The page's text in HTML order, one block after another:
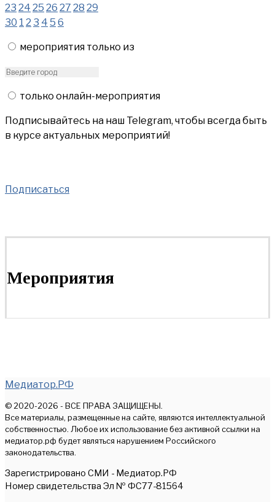
23 24 25 26 27 28 29
30 1 2 3 4 5 6
мероприятия только из
только онлайн-мероприятия
Подписывайтесь на наш Telegram, чтобы всегда быть
в курсе актуальных мероприятий!
Подписаться
Мероприятия
Медиатор.РФ
© 2020-2026 - ВСЕ ПРАВА ЗАЩИЩЕНЫ.
Все материалы, размещенные на сайте, являются интеллектуальной
собственностью. Любое их использование без активной ссылки на
медиатор.рф будет являться нарушением Российского
законодательства.
Зарегистрировано СМИ - Медиатор.РФ
Номер свидетельства Эл № ФС77-81564